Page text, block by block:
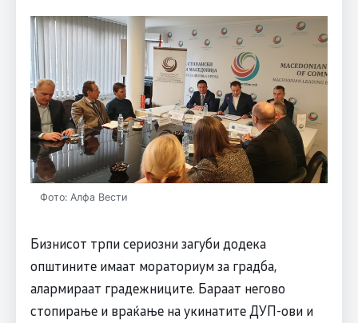
Фото: Алфа Вести
Бизнисот трпи сериозни загуби додека
општините имаат мораториум за градба,
алармираат градежниците. Бараат негово
стопирање и враќање на укинатите ДУП-ови и